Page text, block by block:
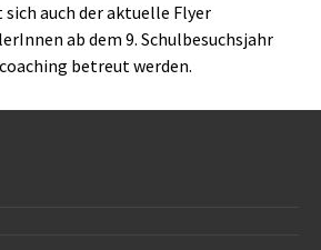
sich auch der aktuelle Flyer
ab dem 9. Schulbesuchsjahr
betreut werden.